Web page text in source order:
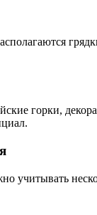
горки,
учитывать